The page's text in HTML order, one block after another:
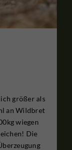
größer als
an Wildbret
wiegen
Die